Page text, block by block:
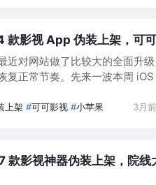
款影视 App 伪装上架，可
近对网站做了比较大的全面升
复正常节奏。先来一波本周
上架 #可可影视 #小苹果 3月前
款影视神器伪装上架，院